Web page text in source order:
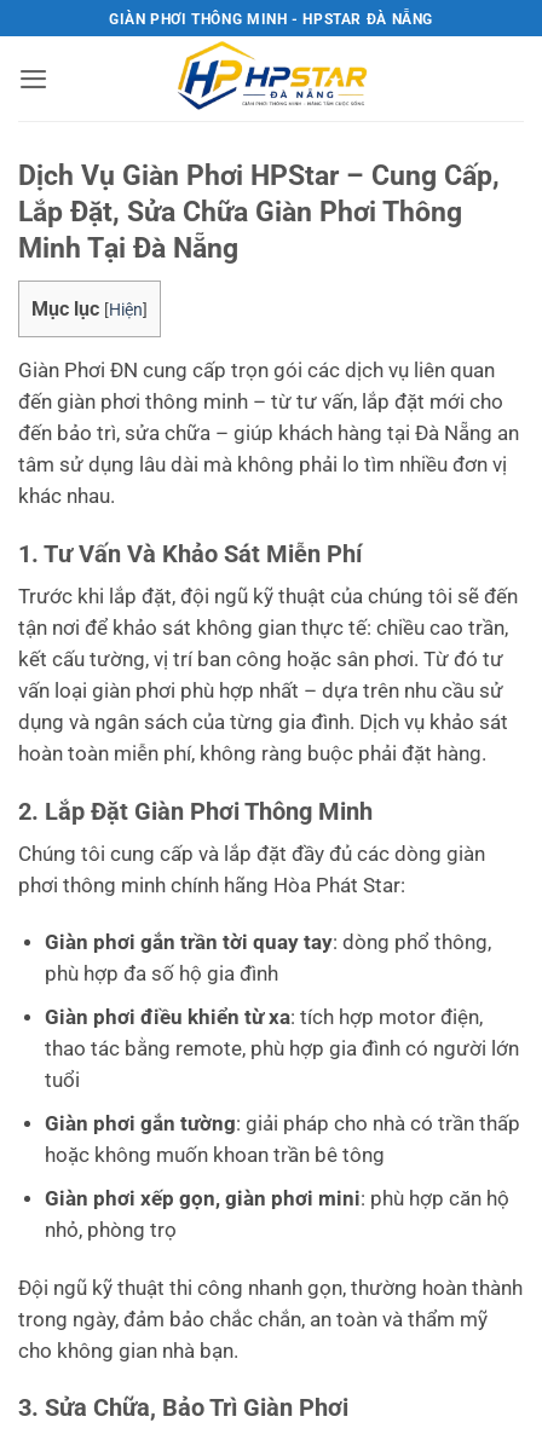
nội
GIÀN PHƠI THÔNG MINH - HPSTAR ĐÀ NẴNG
Dịch Vụ Giàn Phơi HPStar – Cung Cấp,
Lắp Đặt, Sửa Chữa Giàn Phơi Thông
Minh Tại Đà Nẵng
Mục lục [Hiện]
Giàn Phơi ĐN cung cấp trọn gói các dịch vụ liên quan
đến giàn phơi thông minh – từ tư vấn, lắp đặt mới cho
đến bảo trì, sửa chữa – giúp khách hàng tại Đà Nẵng an
tâm sử dụng lâu dài mà không phải lo tìm nhiều đơn vị
khác nhau.
1. Tư Vấn Và Khảo Sát Miễn Phí
Trước khi lắp đặt, đội ngũ kỹ thuật của chúng tôi sẽ đến
tận nơi để khảo sát không gian thực tế: chiều cao trần,
kết cấu tường, vị trí ban công hoặc sân phơi. Từ đó tư
vấn loại giàn phơi phù hợp nhất – dựa trên nhu cầu sử
dụng và ngân sách của từng gia đình. Dịch vụ khảo sát
hoàn toàn miễn phí, không ràng buộc phải đặt hàng.
2. Lắp Đặt Giàn Phơi Thông Minh
Chúng tôi cung cấp và lắp đặt đầy đủ các dòng giàn
phơi thông minh chính hãng Hòa Phát Star:
Giàn phơi gắn trần tời quay tay: dòng phổ thông,
phù hợp đa số hộ gia đình
Giàn phơi điều khiển từ xa: tích hợp motor điện,
thao tác bằng remote, phù hợp gia đình có người lớn
tuổi
Giàn phơi gắn tường: giải pháp cho nhà có trần thấp
hoặc không muốn khoan trần bê tông
Giàn phơi xếp gọn, giàn phơi mini: phù hợp căn hộ
nhỏ, phòng trọ
Đội ngũ kỹ thuật thi công nhanh gọn, thường hoàn thành
trong ngày, đảm bảo chắc chắn, an toàn và thẩm mỹ
cho không gian nhà bạn.
3. Sửa Chữa, Bảo Trì Giàn Phơi